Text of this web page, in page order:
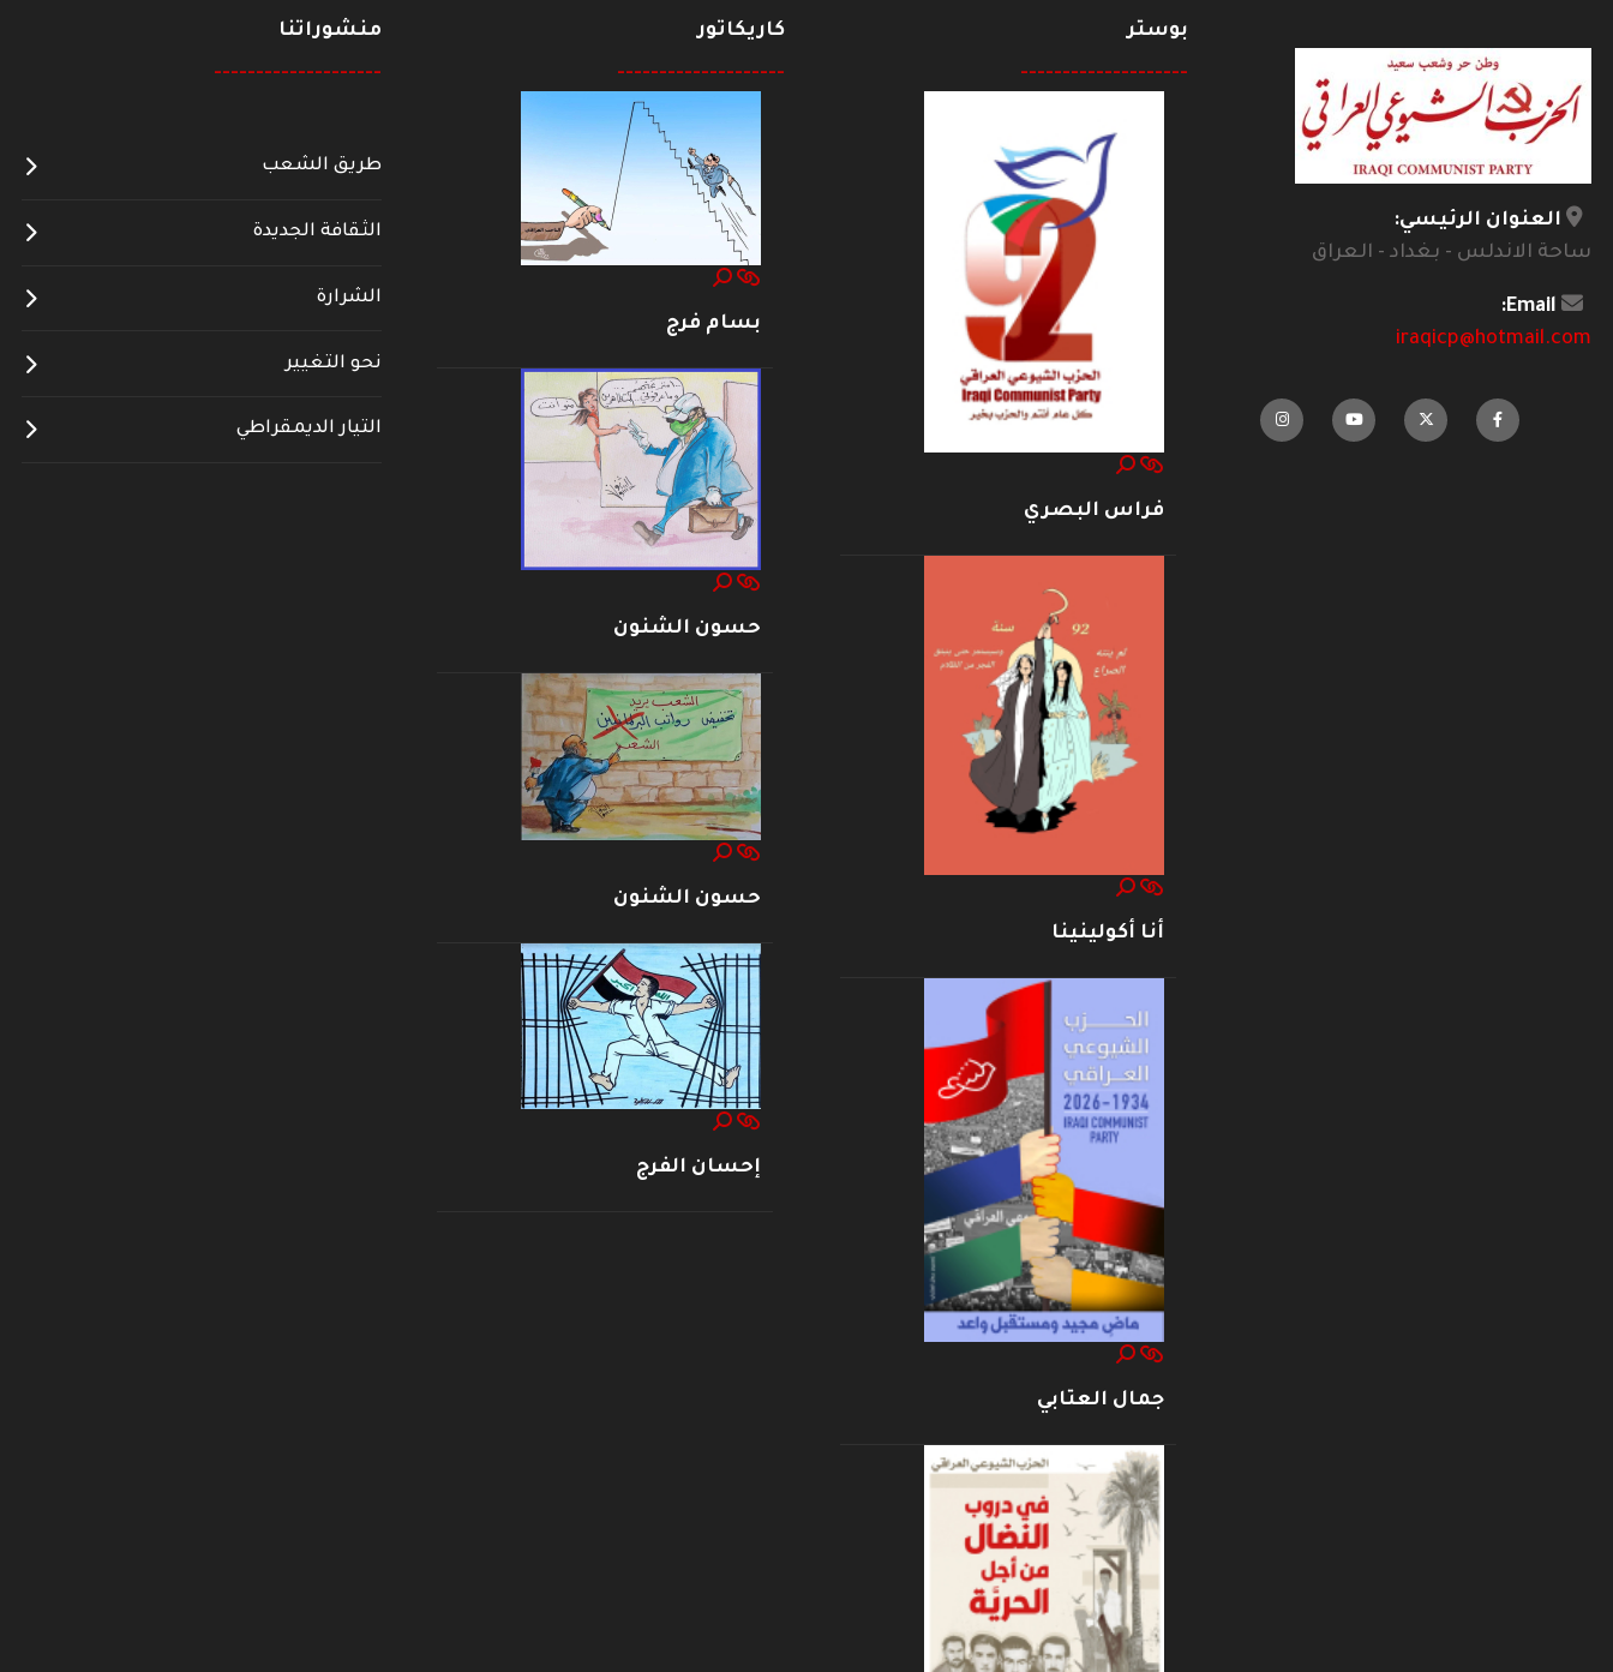
العنوان الرئيسي:
ساحة الاندلس - بغداد - العراق
Email:
iraqicp@hotmail.com
بوستر
--------------------
فراس البصري
أنا أكولينينا
جمال العتابي
كاريكاتور
--------------------
بسام فرج
حسون الشنون
حسون الشنون
إحسان الفرج
منشوراتنا
--------------------
طريق الشعب
الثقافة الجديدة
الشرارة
نحو التغيير
التيار الديمقراطي